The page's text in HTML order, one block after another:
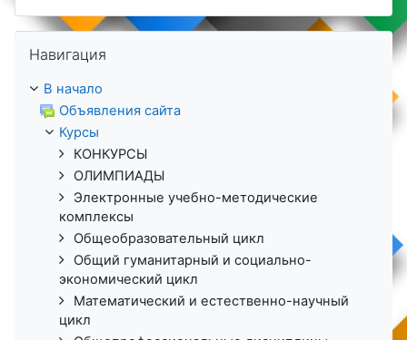
Навигация
В начало
Объявления сайта
Курсы
КОНКУРСЫ
ОЛИМПИАДЫ
Электронные учебно-методические
комплексы
Общеобразовательный цикл
Общий гуманитарный и социально-
экономический цикл
Математический и естественно-научный
цикл